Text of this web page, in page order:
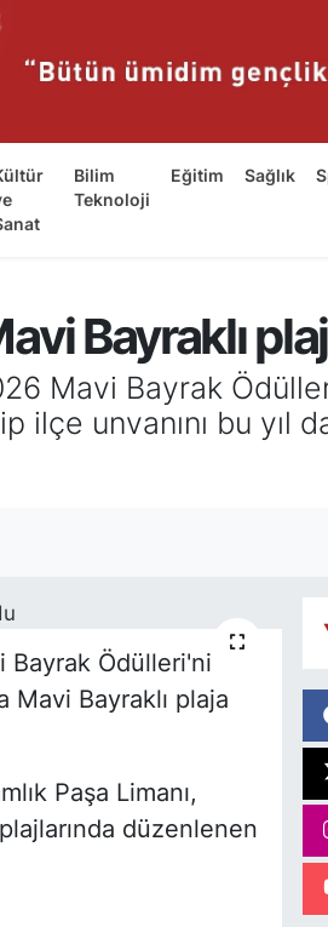
Bilim
Teknoloji
Eğitim Sağlık
Bayraklı
Mavi Bayrak
ilçe unvanını bu yıl
Bayrak Ödülleri'ni
Mavi Bayraklı plaja
Paşa Limanı,
düzenlenen